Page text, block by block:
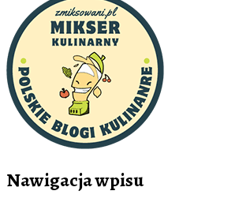
Nawigacja wpisu